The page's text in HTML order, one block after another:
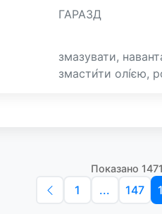
ГАРАЗД
змазувати,
змасти́ти олі́єю,
Показано
1 ... 147